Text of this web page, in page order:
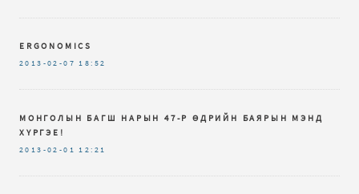
ERGONOMICS
2013-02-07 18:52
МОНГОЛЫН БАГШ НАРЫН 47-Р ӨДРИЙН БАЯРЫН МЭНД
ХҮРГЭЕ!
2013-02-01 12:21